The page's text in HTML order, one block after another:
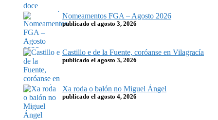
Nomeamentos FGA – Agosto 2026
publicado el agosto 3, 2026
Castillo e de la Fuente, coróanse en Vilagracía
publicado el agosto 3, 2026
Xa roda o balón no Miguel Ángel
publicado el agosto 4, 2026